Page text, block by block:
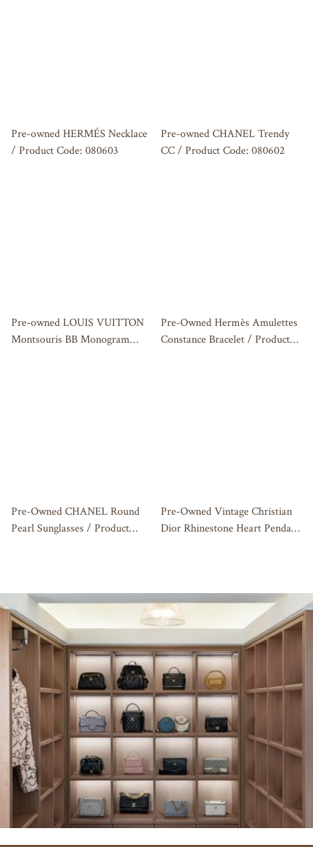
Pre-owned HERMÉS Necklace
/ Product Code: 080603
Pre-owned CHANEL Trendy
CC / Product Code: 080602
Pre-owned LOUIS VUITTON
Montsouris BB Monogram
Pre-Owned Hermès Amulettes
Constance Bracelet / Product
Pre-Owned CHANEL Round
Pearl Sunglasses / Product
Pre-Owned Vintage Christian
Dior Rhinestone Heart Pendant